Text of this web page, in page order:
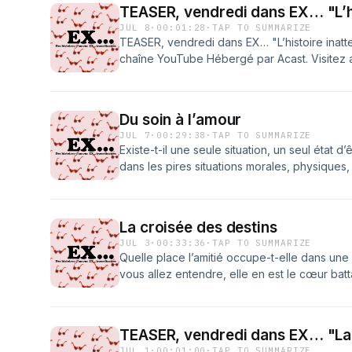
groupe WhatsApp !En attendant, une
en éclats toutes leurs certitudes...Vous
groupe WhatsApp « Noémie &amp; Raphaël
Grange a réalisé cet épisode, Stéphane
TEASER, vendredi dans EX…
JUL 8 · 00:01:28 ·TAP TO SUMMARIZE
TEASER, vendredi dans EX… "L’histoire
chaîne YouTube Hébergé par Acast. Visitez
Du soin à l’amour
JUL 7 · 00:29:38 ·TAP TO SUMMARIZE
Existe-t-il une seule situation, un seul état
dans les pires situations morales,
La croisée des destins
JUL 3 · 00:33:36 ·TAP TO SUMMARIZE
Quelle place l’amitié occupe-t-elle dans une
vous allez entendre, elle en est le cœur
épisode, Stéphane Bidart l'a monté et mis
TEASER, vendredi dans EX…